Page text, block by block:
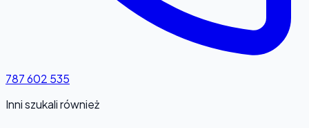
787 602 535
Inni szukali również